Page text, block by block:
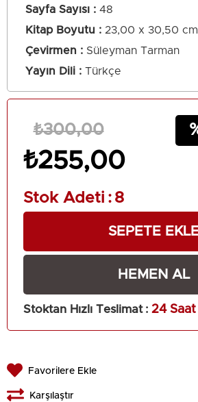
Sayfa Sayısı
48
Kitap Boyutu
23,00 x 30,50 cm
Çevirmen
Süleyman Tarman
Yayın Dili
Türkçe
₺300,00
₺255,00
Stok Adeti : 8
Stoktan Hızlı Teslimat : 24 Saat
Favorilere Ekle
Karşılaştır